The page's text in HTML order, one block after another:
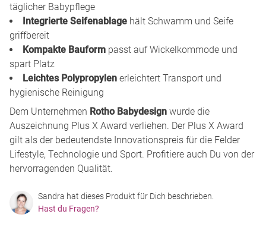
täglicher Babypflege
Integrierte Seifenablage hält Schwamm und Seife
griffbereit
Kompakte Bauform passt auf Wickelkommode und
spart Platz
Leichtes Polypropylen erleichtert Transport und
hygienische Reinigung
Dem Unternehmen Rotho Babydesign wurde die
Auszeichnung Plus X Award verliehen. Der Plus X Award
gilt als der bedeutendste Innovationspreis für die Felder
Lifestyle, Technologie und Sport. Profitiere auch Du von der
hervorragenden Qualität.
Sandra hat dieses Produkt für Dich beschrieben.
Hast du Fragen?